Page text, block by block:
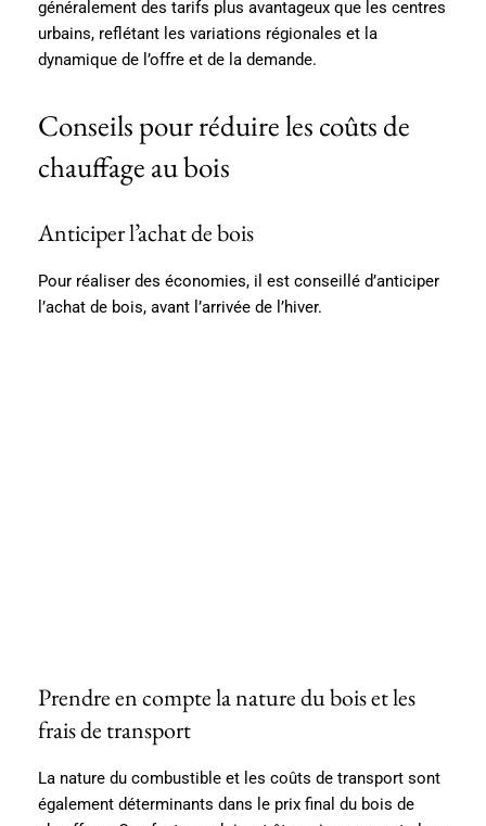
généralement des tarifs plus avantageux que les centres
urbains, reflétant les variations régionales et la
dynamique de l’offre et de la demande.
Conseils pour réduire les coûts de
chauffage au bois
Anticiper l’achat de bois
Pour réaliser des économies, il est conseillé d’anticiper
l’achat de bois, avant l’arrivée de l’hiver.
Prendre en compte la nature du bois et les
frais de transport
La nature du combustible et les coûts de transport sont
également déterminants dans le prix final du bois de